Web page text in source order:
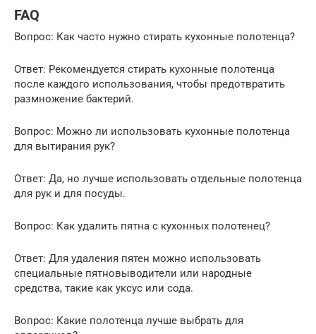
FAQ
Вопрос: Как часто нужно стирать кухонные полотенца?
Ответ: Рекомендуется стирать кухонные полотенца
после каждого использования, чтобы предотвратить
размножение бактерий.
Вопрос: Можно ли использовать кухонные полотенца
для вытирания рук?
Ответ: Да, но лучше использовать отдельные полотенца
для рук и для посуды.
Вопрос: Как удалить пятна с кухонных полотенец?
Ответ: Для удаления пятен можно использовать
специальные пятновыводители или народные
средства, такие как уксус или сода.
Вопрос: Какие полотенца лучше выбрать для